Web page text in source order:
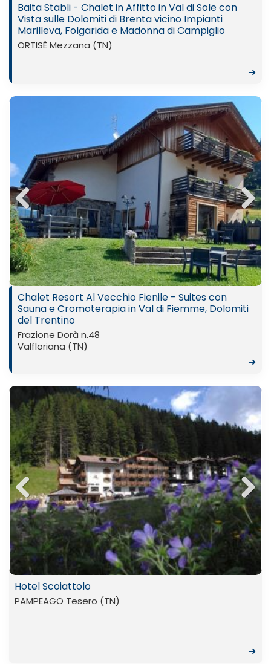
Baita Stabli - Chalet in Affitto in Val di Sole con
Vista sulle Dolomiti di Brenta vicino Impianti
Marilleva, Folgarida e Madonna di Campiglio
ORTISÈ Mezzana (TN)
➜
Previ
ous
Next
Chalet Resort Al Vecchio Fienile - Suites con
Sauna e Cromoterapia in Val di Fiemme, Dolomiti
del Trentino
Frazione Dorà n.48
Valfloriana (TN)
➜
Previ
ous
Next
Hotel Scoiattolo
PAMPEAGO Tesero (TN)
➜